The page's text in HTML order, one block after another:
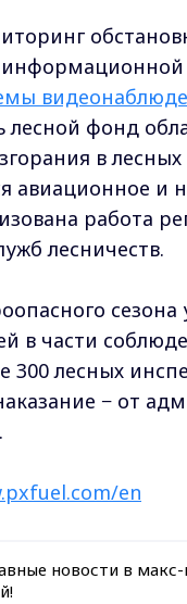
лесной фонд
в
авиационное и
работа
лесничеств.
сезона
в части
300 лесных
− от
en
новости в макс-